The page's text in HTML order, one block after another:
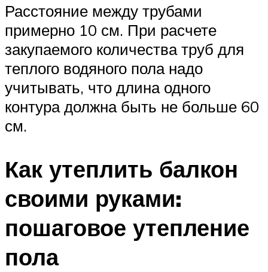
Расстояние между трубами
примерно 10 см. При расчете
закупаемого количества труб для
теплого водяного пола надо
учитывать, что длина одного
контура должна быть не больше 60
см.
Как утеплить балкон
своими руками:
пошаговое утепление
пола